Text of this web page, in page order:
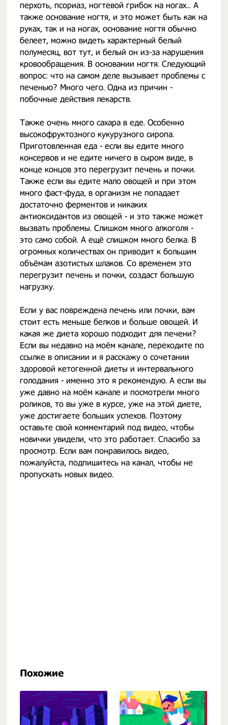
перхоть, псориаз, ногтевой грибок на ногах... А
также основание ногтя, и это может быть как на
руках, так и на ногах, основание ногтя обычно
белеет, можно видеть характерный белый
полумесяц, вот тут, и белый он из-за нарушения
кровообращения. В основании ногтя. Следующий
вопрос: что на самом деле вызывает проблемы с
печенью? Много чего. Одна из причин -
побочные действия лекарств.
Также очень много сахара в еде. Особенно
высокофруктозного кукурузного сиропа.
Приготовленная еда - если вы едите много
консервов и не едите ничего в сыром виде, в
конце концов это перегрузит печень и почки.
Также если вы едите мало овощей и при этом
много фаст-фуда, в организм не попадает
достаточно ферментов и никаких
антиоксидантов из овощей - и это также может
вызвать проблемы. Слишком много алкоголя -
это само собой. А ещё слишком много белка. В
огромных количествах он приводит к большим
объёмам азотистых шлаков. Со временем это
перегрузит печень и почки, создаст большую
нагрузку.
Если у вас повреждена печень или почки, вам
стоит есть меньше белков и больше овощей. И
какая же диета хорошо подходит для печени?
Если вы недавно на моём канале, переходите по
ссылке в описании и я расскажу о сочетании
здоровой кетогенной диеты и интервального
голодания - именно это я рекомендую. А если вы
уже давно на моём канале и посмотрели много
роликов, то вы уже в курсе, уже на этой диете,
уже достигаете больших успехов. Поэтому
оставьте свой комментарий под видео, чтобы
новички увидели, что это работает. Спасибо за
просмотр. Если вам понравилось видео,
пожалуйста, подпишитесь на канал, чтобы не
пропускать новых видео.
Похожие